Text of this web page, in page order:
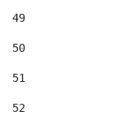
49
50
51
52